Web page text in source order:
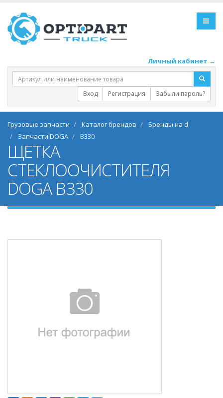
Личный кабинет →
Вход Регистрация Забыли пароль?
Грузовые запчасти Каталог брендов
Бренды на d
Запчасти DOGA
B330
ЩЕТКА
СТЕКЛООЧИСТИТЕЛЯ
DOGA B330